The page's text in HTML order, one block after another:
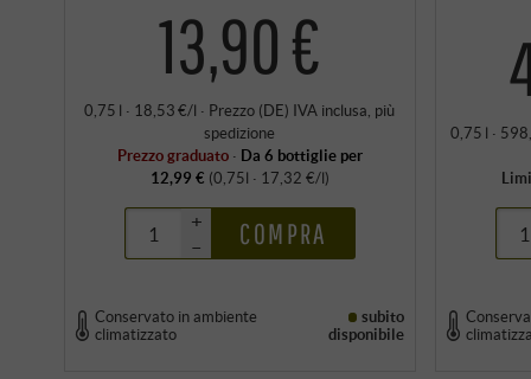
13,90 €
0,75 l · 18,53 €/l · Prezzo (DE) IVA inclusa, più
spedizione
Prezzo graduato· Da 6 bottiglie per
12,99 € (0,75l · 17,32 €/l)
+
–
COMPRA
Conservato in ambiente
climatizzato
subito
disponibile
0,75 l ·